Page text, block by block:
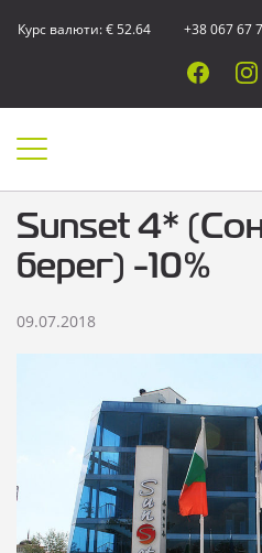
Курс валюти: € 52.64 +38 067 67
Sunset 4*
берег) -10%
09.07.2018